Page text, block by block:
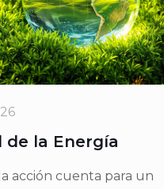
de la Energía
acción cuenta para un